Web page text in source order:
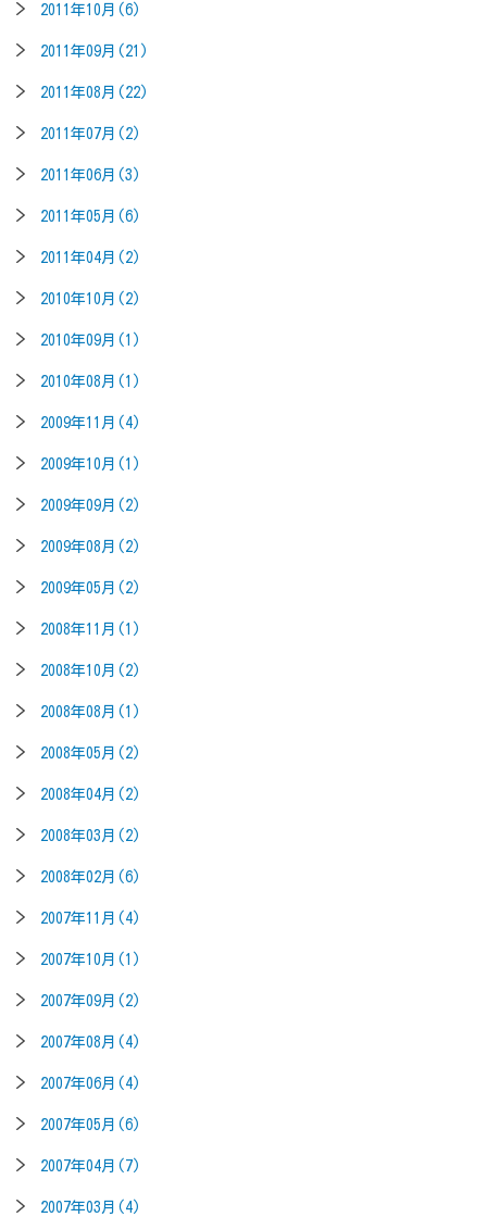
2011年10月(6)
2011年09月(21)
2011年08月(22)
2011年07月(2)
2011年06月(3)
2011年05月(6)
2011年04月(2)
2010年10月(2)
2010年09月(1)
2010年08月(1)
2009年11月(4)
2009年10月(1)
2009年09月(2)
2009年08月(2)
2009年05月(2)
2008年11月(1)
2008年10月(2)
2008年08月(1)
2008年05月(2)
2008年04月(2)
2008年03月(2)
2008年02月(6)
2007年11月(4)
2007年10月(1)
2007年09月(2)
2007年08月(4)
2007年06月(4)
2007年05月(6)
2007年04月(7)
2007年03月(4)